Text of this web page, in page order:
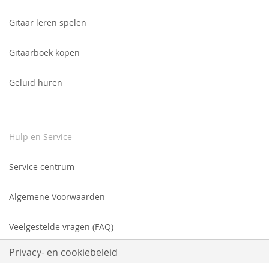
Gitaar leren spelen
Gitaarboek kopen
Geluid huren
Hulp en Service
Service centrum
Algemene Voorwaarden
Veelgestelde vragen (FAQ)
Privacy- en cookiebeleid